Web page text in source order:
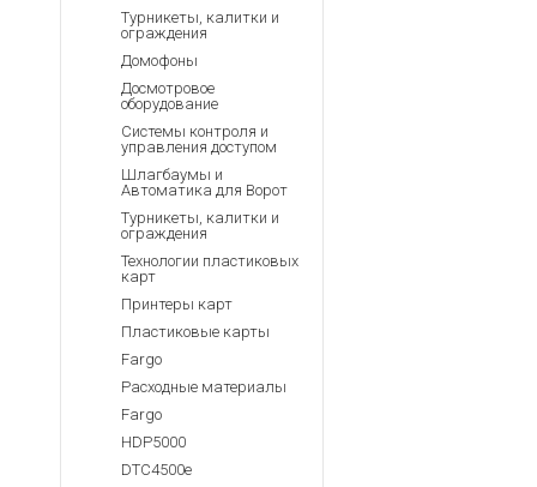
Турникеты, калитки и
ограждения
Домофоны
Досмотровое
оборудование
Системы контроля и
управления доступом
Шлагбаумы и
Автоматика для Ворот
Турникеты, калитки и
ограждения
Технологии пластиковых
карт
Принтеры карт
Пластиковые карты
Fargo
Расходные материалы
Fargo
HDP5000
DTC4500e